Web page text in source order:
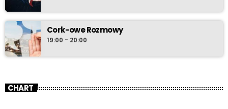
Cork-owe Rozmowy
19:00 - 20:00
CHART